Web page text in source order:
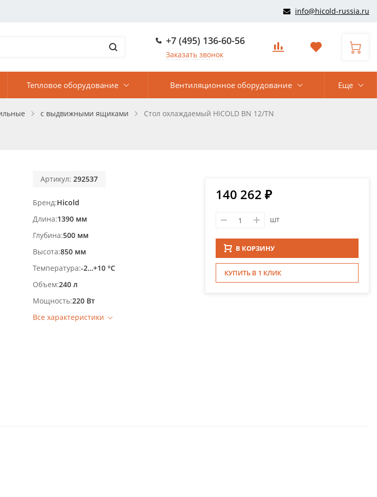
info@hicold-russia.ru
+7 (495) 136-60-56
Заказать звонок
Тепловое оборудование Вентиляционное оборудование Еще
с выдвижными ящиками Стол охлаждаемый HICOLD BN 12/TN
Артикул: 292537
Бренд Hicold
Длина 1390 мм
Глубина 500 мм
Высота 850 мм
Температура -2…+10 °С
Объем 240 л
Мощность 220 Вт
Все характеристики
140 262 ₽
шт
В КОРЗИНУ
КУПИТЬ В 1 КЛИК